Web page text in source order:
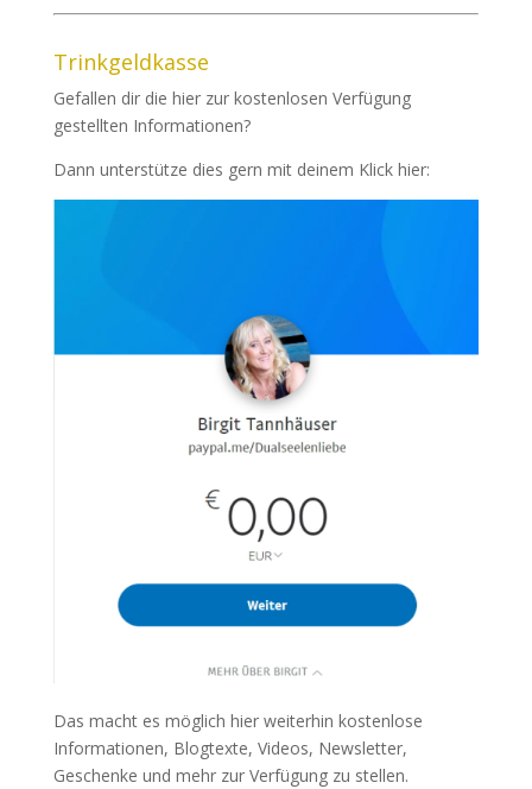
Trinkgeldkasse
Gefallen dir die hier zur kostenlosen Verfügung
gestellten Informationen?
Dann unterstütze dies gern mit deinem Klick hier:
Das macht es möglich hier weiterhin kostenlose
Informationen, Blogtexte, Videos, Newsletter,
Geschenke und mehr zur Verfügung zu stellen.